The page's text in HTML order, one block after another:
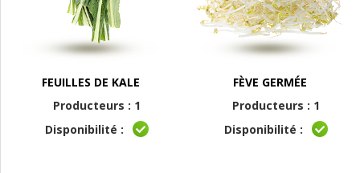
FEUILLES DE KALE
Producteurs : 1
Disponibilité :
FÈVE GERMÉE
Producteurs : 1
Disponibilité :